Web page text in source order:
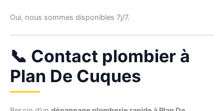
Oui, nous sommes disponibles 7j/7.
📞 Contact plombier à
Plan De Cuques